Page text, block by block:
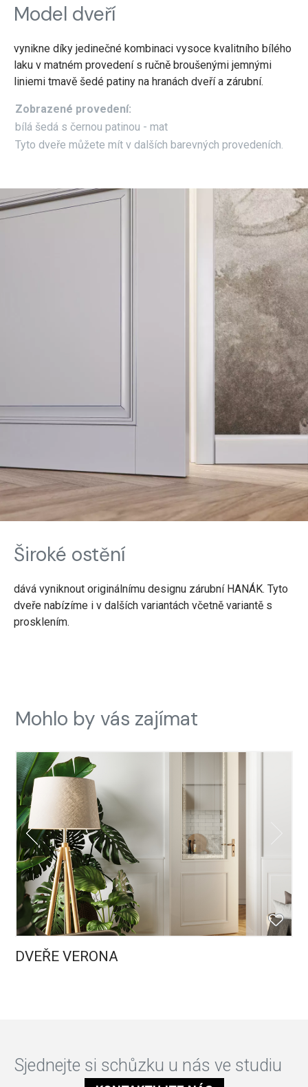
Model dveří
vynikne díky jedinečné kombinaci vysoce kvalitního bílého
laku v matném provedení s ručně broušenými jemnými
liniemi tmavě šedé patiny na hranách dveří a zárubní.
Zobrazené provedení:
bílá šedá s černou patinou - mat
Tyto dveře můžete mít v dalších barevných provedeních.
Široké ostění
dává vyniknout originálnímu designu zárubní HANÁK. Tyto
dveře nabízíme i v dalších variantách včetně variantě s
prosklením.
Mohlo by vás zajímat
DVEŘE VERONA
Sjednejte si schůzku u nás ve studiu